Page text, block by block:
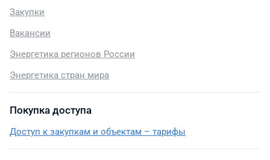
Закупки
Вакансии
Энергетика регионов России
Энергетика стран мира
Покупка доступа
Доступ к закупкам и объектам – тарифы